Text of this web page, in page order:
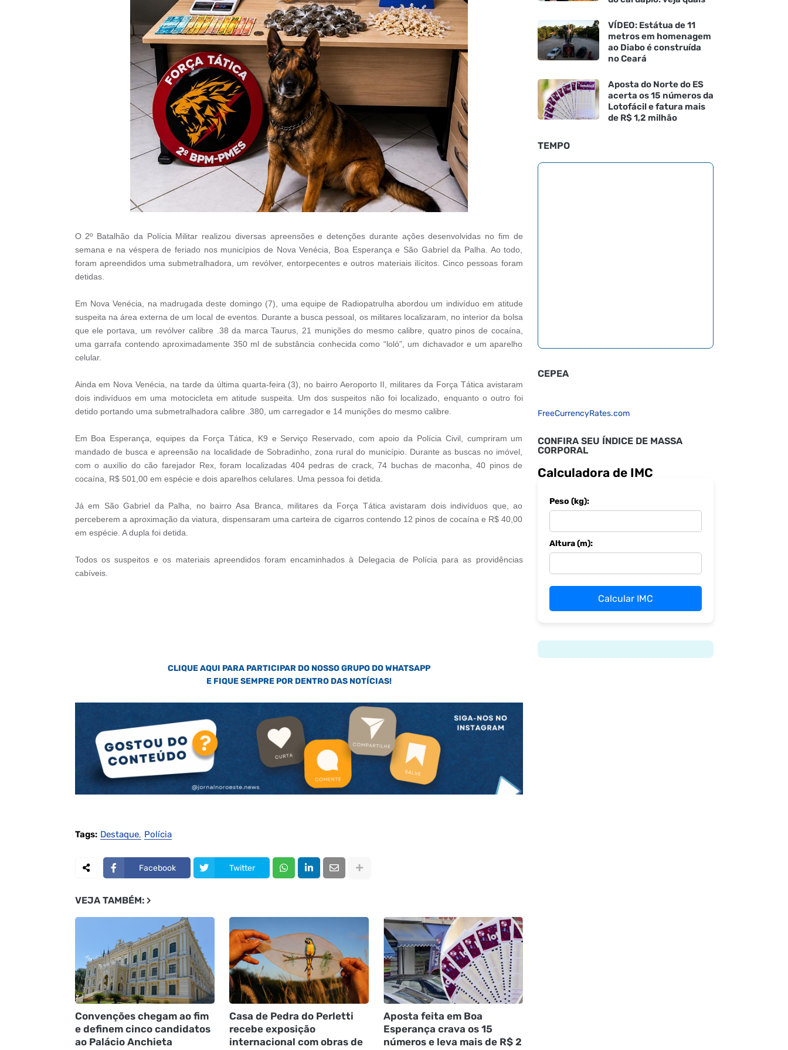
O 2º Batalhão da Polícia Militar realizou diversas apreensões e detenções durante ações desenvolvidas no fim de
semana e na véspera de feriado nos municípios de Nova Venécia, Boa Esperança e São Gabriel da Palha. Ao todo,
foram apreendidos uma submetralhadora, um revólver, entorpecentes e outros materiais ilícitos. Cinco pessoas foram
detidas.
Em Nova Venécia, na madrugada deste domingo (7), uma equipe de Radiopatrulha abordou um indivíduo em atitude
suspeita na área externa de um local de eventos. Durante a busca pessoal, os militares localizaram, no interior da bolsa
que ele portava, um revólver calibre .38 da marca Taurus, 21 munições do mesmo calibre, quatro pinos de cocaína,
uma garrafa contendo aproximadamente 350 ml de substância conhecida como “loló”, um dichavador e um aparelho
celular.
Ainda em Nova Venécia, na tarde da última quarta-feira (3), no bairro Aeroporto II, militares da Força Tática avistaram
dois indivíduos em uma motocicleta em atitude suspeita. Um dos suspeitos não foi localizado, enquanto o outro foi
detido portando uma submetralhadora calibre .380, um carregador e 14 munições do mesmo calibre.
Em Boa Esperança, equipes da Força Tática, K9 e Serviço Reservado, com apoio da Polícia Civil, cumpriram um
mandado de busca e apreensão na localidade de Sobradinho, zona rural do município. Durante as buscas no imóvel,
com o auxílio do cão farejador Rex, foram localizadas 404 pedras de crack, 74 buchas de maconha, 40 pinos de
cocaína, R$ 501,00 em espécie e dois aparelhos celulares. Uma pessoa foi detida.
Já em São Gabriel da Palha, no bairro Asa Branca, militares da Força Tática avistaram dois indivíduos que, ao
perceberem a aproximação da viatura, dispensaram uma carteira de cigarros contendo 12 pinos de cocaína e R$ 40,00
em espécie. A dupla foi detida.
Todos os suspeitos e os materiais apreendidos foram encaminhados à Delegacia de Polícia para as providências
cabíveis.
CLIQUE AQUI PARA PARTICIPAR DO NOSSO GRUPO DO WHATSAPP
E FIQUE SEMPRE POR DENTRO DAS NOTÍCIAS!
Tags: Destaque Polícia
Facebook Twitter
VEJA TAMBÉM:
Convenções chegam ao fim
e definem cinco candidatos
ao Palácio Anchieta
Casa de Pedra do Perletti
recebe exposição
internacional com obras de
Aposta feita em Boa
Esperança crava os 15
números e leva mais de R$ 2
VÍDEO: Estátua de 11
metros em homenagem
ao Diabo é construída
no Ceará
Aposta do Norte do ES
acerta os 15 números da
Lotofácil e fatura mais
de R$ 1,2 milhão
TEMPO
CEPEA
FreeCurrencyRates.com
CONFIRA SEU ÍNDICE DE MASSA
CORPORAL
Calculadora de IMC
Peso (kg):
Altura (m):
Calcular IMC